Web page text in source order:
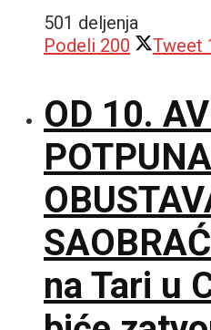
501 deljenja
Podeli 200 Tweet
OD 10.
POTPUNA
na Tari u